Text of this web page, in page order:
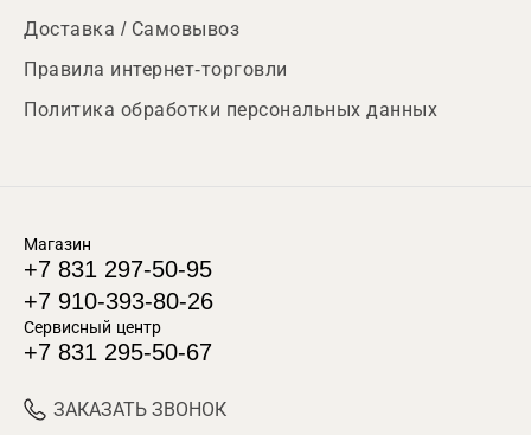
Доставка / Самовывоз
Правила интернет-торговли
Политика обработки персональных данных
Магазин
+7 831 297-50-95
+7 910-393-80-26
Сервисный центр
+7 831 295-50-67
ЗАКАЗАТЬ ЗВОНОК